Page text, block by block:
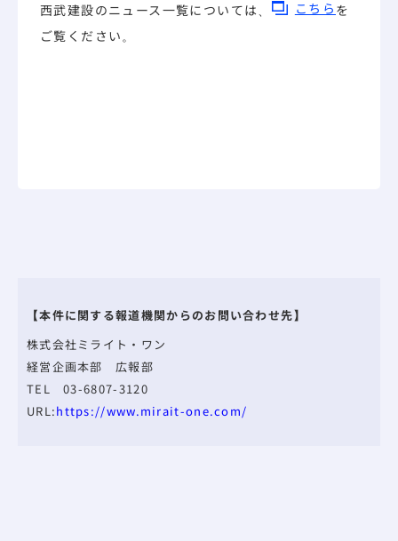
西武建設のニュース一覧については、 こちら を
ご覧ください。
【本件に関する報道機関からのお問い合わせ先】
株式会社ミライト・ワン
経営企画本部 広報部
TEL 03-6807-3120
URL:https://www.mirait-one.com/